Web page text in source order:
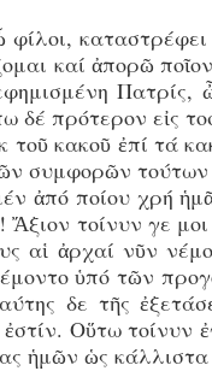
καί ἀπορῶ
Πατρίς,
δέ πρότερον εἰς
τοῦ κακοῦ ἐπί τά
συμφορῶν τούτων
ἀπό ποίου χρή
τοίνυν γε
αἱ ἀρχαί νῦν
ὑπό τῶν
δε τῆς
Οὕτω τοίνυν
ἡμῶν ὡς